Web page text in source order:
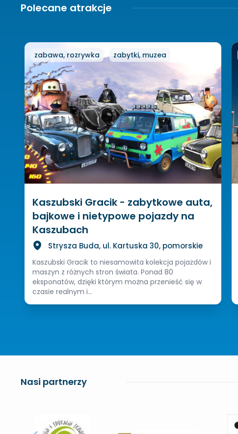
Polecane atrakcje
zabawa, rozrywka zabytki, muzea
Kaszubski Gracik - zabytkowe auta,
bajkowe i nietypowe pojazdy na
Kaszubach
Strysza Buda, ul. Kartuska 30, pomorskie
Kaszubski Gracik to niesamowita kolekcja pojazdów i
maszyn z różnych stron świata. Ponad 80
eksponatów, dzięki którym można przenieść się w
czasie realnym i...
Nasi partnerzy